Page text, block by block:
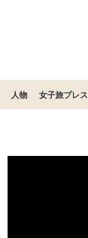
人物 女子旅プレス